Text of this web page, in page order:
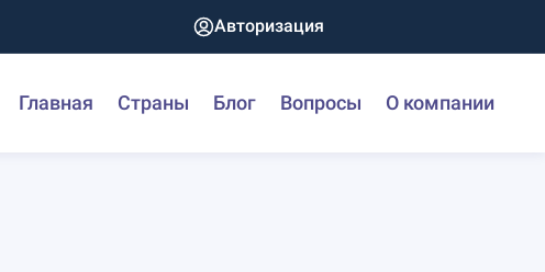
Авторизация
Главная Страны Блог Вопросы О компании